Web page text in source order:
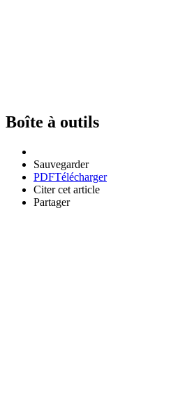
Boîte à outils
Sauvegarder
PDFTélécharger
Citer cet article
Partager